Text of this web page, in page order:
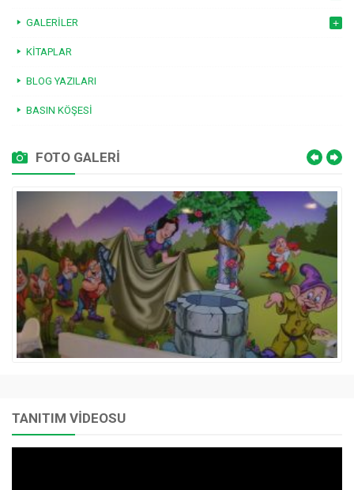
GALERILER
KITAPLAR
BLOG YAZILARI
BASIN KÖŞESI
FOTO GALERİ
TANITIM VİDEOSU